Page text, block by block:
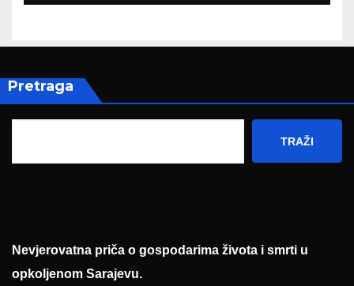
zapošljavanja
Pretraga
TRAŽI
Nevjerovatna priča o gospodarima života i smrti u
opkoljenom Sarajevu.